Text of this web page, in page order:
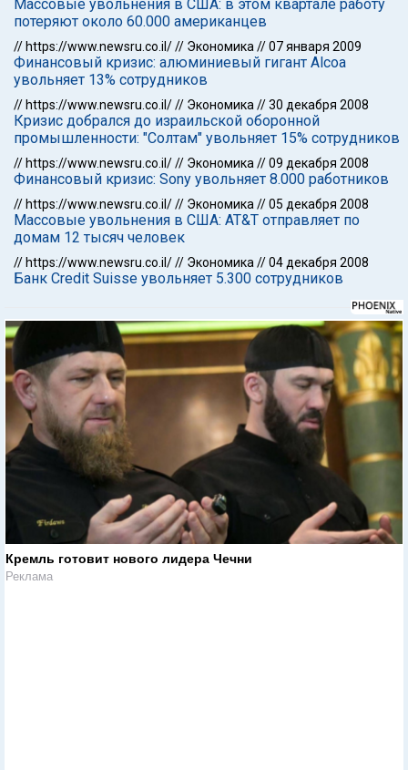
Массовые увольнения в США: в этом квартале работу
потеряют около 60.000 американцев
// https://www.newsru.co.il/// Экономика //07 января 2009
Финансовый кризис: алюминиевый гигант Alcoa
увольняет 13% сотрудников
// https://www.newsru.co.il/// Экономика //30 декабря 2008
Кризис добрался до израильской оборонной
промышленности: "Солтам" увольняет 15% сотрудников
// https://www.newsru.co.il/// Экономика //09 декабря 2008
Финансовый кризис: Sony увольняет 8.000 работников
// https://www.newsru.co.il/// Экономика //05 декабря 2008
Массовые увольнения в США: AT&T отправляет по
домам 12 тысяч человек
// https://www.newsru.co.il/// Экономика //04 декабря 2008
Банк Credit Suisse увольняет 5.300 сотрудников
Кремль готовит нового лидера Чечни
Реклама